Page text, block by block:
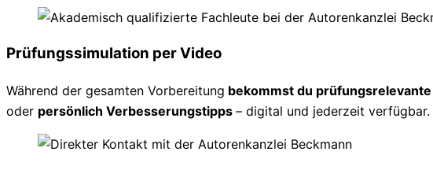
Prüfungssimulation per Video
Während der gesamten Vorbereitung bekommst du prüfungsrelevante
oder persönlich Verbesserungstipps – digital und jederzeit verfügbar.